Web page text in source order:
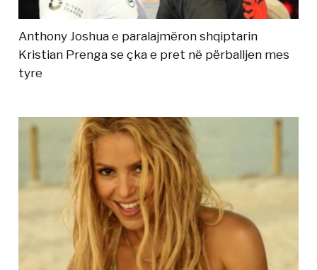
Anthony Joshua e paralajmëron shqiptarin
Kristian Prenga se çka e pret në përballjen mes
tyre